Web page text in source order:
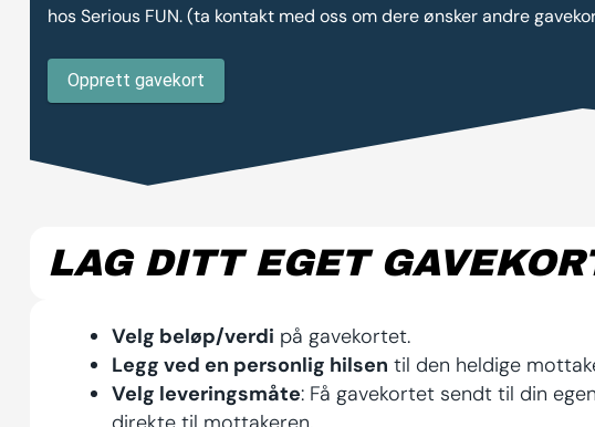
hos Serious FUN. (ta kontakt med oss om dere ønsker andre
LAG DITT EGET
Velg beløp/verdi på gavekortet.
Legg ved en personlig hilsen til den heldige
Velg leveringsmåte: Få gavekortet sendt til din